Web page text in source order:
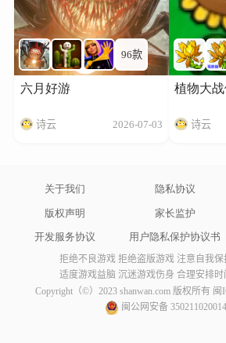
96款
六月好游
诗云 2026-07-03
植物大
诗云
关于我们 隐私协议
版权声明
家长监护
开发服务协议
用户隐私保护协议书
拒绝不良游戏 拒绝盗版游戏 注意自我
适度游戏益脑 沉迷游戏伤身 合理安排
Copyright（©）2023 shanwan.com 版权所有 闽
闽公网安备